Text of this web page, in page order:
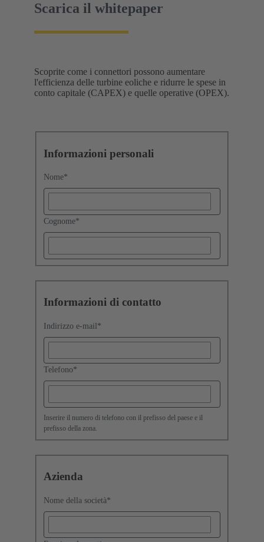
Scarica il whitepaper
Scoprite come i connettori possono aumentare
l'efficienza delle turbine eoliche e ridurre le spese in
conto capitale (CAPEX) e quelle operative (OPEX).
Informazioni personali
Nome*
Cognome*
Informazioni di contatto
Indirizzo e-mail*
Telefono*
Inserire il numero di telefono con il prefisso del paese e il
prefisso della zona.
Azienda
Nome della società*